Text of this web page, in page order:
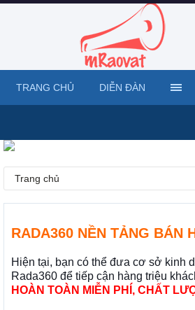
Trang chủ
RADA360 NỀN TẢNG BÁN
Hiện tại, bạn có thể đưa cơ sở kinh
Rada360 để tiếp cận hàng triệu
HOÀN TOÀN MIỄN PHÍ, CHẤT
TRANG CHỦ DIỄN ĐÀN